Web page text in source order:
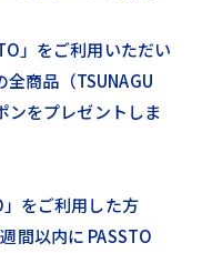
」をご利用いただい
全商品（TSUNAGU
をプレゼントしま
をご利用した方
間以内に PASSTO